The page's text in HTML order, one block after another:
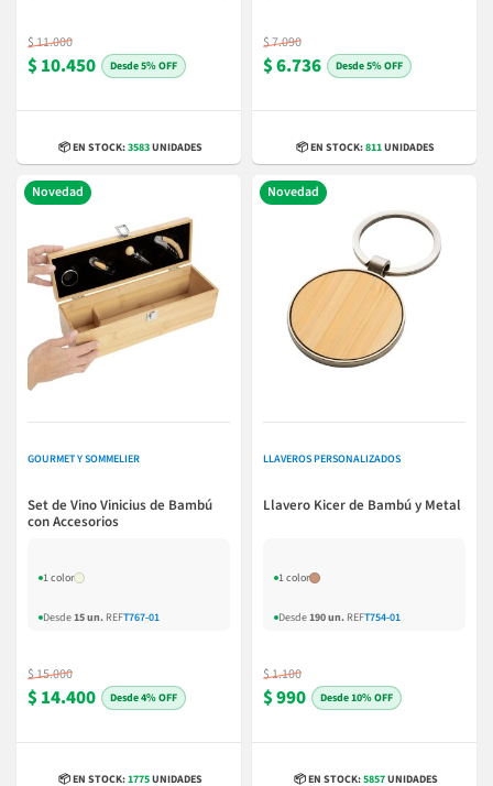
$ 11.000
$ 10.450 5% OFF
📦 EN STOCK:3583UNIDADES
$ 7.090
$ 6.736 5% OFF
📦 EN STOCK:811UNIDADES
Novedad
GOURMET Y SOMMELIER
Set de Vino Vinicius de Bambú
con Accesorios
1 color
Desde15 un. REFT767-01
$ 15.000
$ 14.400 4% OFF
📦 EN STOCK:1775UNIDADES
Novedad
LLAVEROS PERSONALIZADOS
Llavero Kicer de Bambú y Metal
1 color
Desde190 un. REFT754-01
$ 1.100
$ 990 10% OFF
📦 EN STOCK:5857UNIDADES